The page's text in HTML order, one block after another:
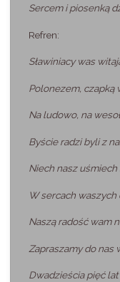
Sercem i piosenką
Refren:
Sławiniacy was
Polonezem, czapką
Na ludowo, na
Byście radzi byli z
Niech nasz uśmiech
W sercach waszych
Naszą radość wam
Zapraszamy do nas
Dwadzieścia pięć lat